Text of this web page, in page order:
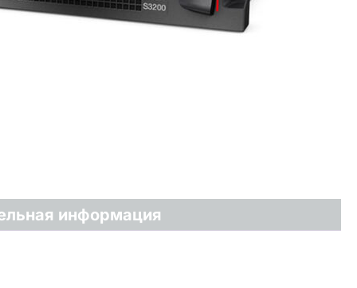
информация